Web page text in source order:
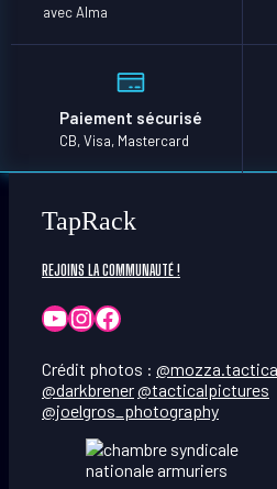
avec Alma
Paiement sécurisé
CB, Visa, Mastercard
TapRack
REJOINS LA COMMUNAUTÉ !
YouTube
Instagram
Facebook
Crédit photos :
@darkbrener@tacticalpictures
@joelgros_photography